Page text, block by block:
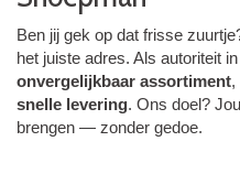
Ben jij gek op dat frisse
het juiste adres. Als autoriteit
onvergelijkbaar assortiment,
snelle levering. Ons doel?
brengen — zonder gedoe.